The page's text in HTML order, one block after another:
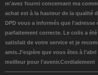
m'avez fourni concernant ma
achat est à la hauteur de la qualité
DPD vous a informés que
parfaitement correcte. Le colis a
satisfait de votre service et je
amis.J'espère que vous êtes à
meilleur pour l'avenir.Cordialement